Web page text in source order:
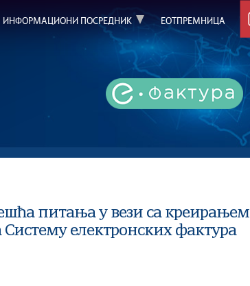
ИНФОРМАЦИОНИ ПОСРЕДНИК ЕОТПРЕМНИЦА
питања у вези са креирањем
електронских фактура